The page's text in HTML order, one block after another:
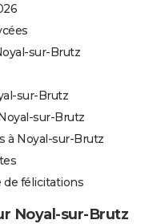
sur-Brutz
sur-Brutz
sur-Brutz
à Noyal-sur-Brutz
de félicitations
Noyal-sur-Brutz